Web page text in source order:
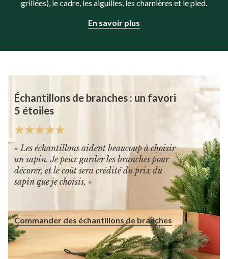
grillées), le cadre, les aiguilles, les charnières et le pied.
En savoir plus
Échantillons de branches : un favori
5 étoiles
« Les échantillons aident beaucoup à choisir
un sapin. Je peux garder les branches pour
décorer, et le coût sera crédité du prix du
sapin que je choisis. »
Commander des échantillons de branches